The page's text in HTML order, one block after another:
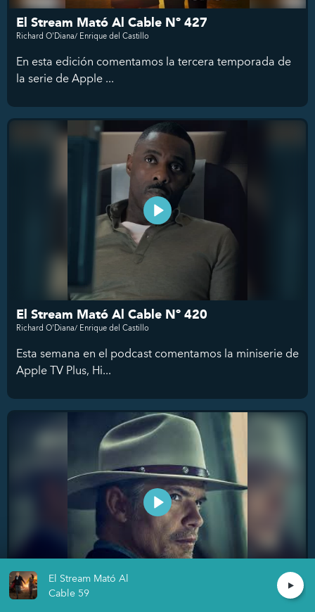
El Stream Mató Al Cable Nº 427
Richard O'Diana/ Enrique del Castillo
En esta edición comentamos la tercera temporada de
la serie de Apple ...
El Stream Mató Al Cable Nº 420
Richard O'Diana/ Enrique del Castillo
Esta semana en el podcast comentamos la miniserie de
Apple TV Plus, Hi...
El Stream Mató Al
Cable 59